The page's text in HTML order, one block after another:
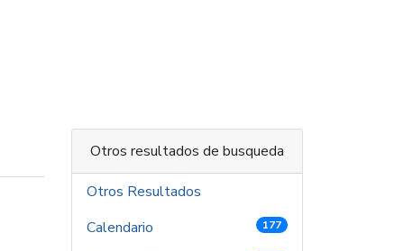
Otros resultados de busqueda
Otros Resultados
Calendario
177